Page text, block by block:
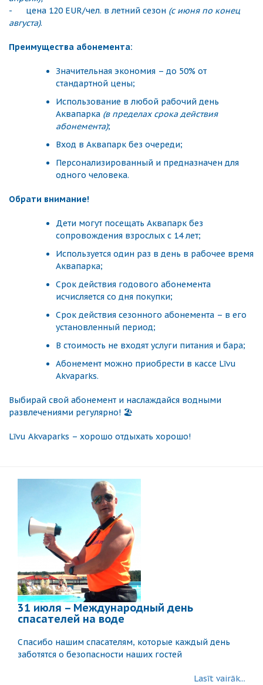
- цена 120 EUR/чел. в летний сезон (с июня по конец
августа).
Преимущества абонемента:
Значительная экономия – до 50% от
стандартной цены;
Использование в любой рабочий день
Аквапарка (в пределах срока действия
абонемента);
Вход в Аквапарк без очереди;
Персонализированный и предназначен для
одного человека.
Обрати внимание!
Дети могут посещать Аквапарк без
сопровождения взрослых с 14 лет;
Используется один раз в день в рабочее время
Аквапарка;
Срок действия годового абонемента
исчисляется со дня покупки;
Срок действия сезонного абонемента – в его
установленный период;
В стоимость не входят услуги питания и бара;
Абонемент можно приобрести в кассе Līvu
Akvaparks.
Выбирай свой абонемент и наслаждайся водными
развлечениями регулярно! 🏖️
Līvu Akvaparks – хорошо отдыхать хорошо!
31 июля – Международный день
спасателей на воде
Спасибо нашим спасателям, которые каждый день
заботятся о безопасности наших гостей
Lasīt vairāk...